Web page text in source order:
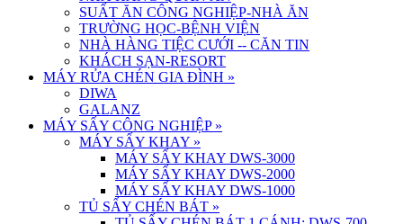
SUẤT ĂN CÔNG NGHIỆP-NHÀ ĂN
TRƯỜNG HỌC-BỆNH VIỆN
NHÀ HÀNG TIỆC CƯỚI -- CĂN TIN
KHÁCH SẠN-RESORT
MÁY RỬA CHÉN GIA ĐÌNH »
DIWA
GALANZ
MÁY SẤY CÔNG NGHIỆP »
MÁY SẤY KHAY »
MÁY SẤY KHAY DWS-3000
MÁY SẤY KHAY DWS-2000
MÁY SẤY KHAY DWS-1000
TỦ SẤY CHÉN BÁT »